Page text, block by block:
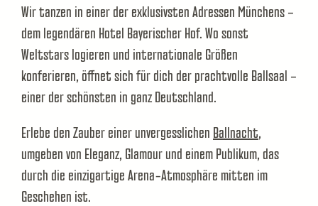
Wir tanzen in einer der exklusivsten Adressen Münchens –
dem legendären Hotel Bayerischer Hof. Wo sonst
Weltstars logieren und internationale Größen
konferieren, öffnet sich für dich der prachtvolle Ballsaal –
einer der schönsten in ganz Deutschland.
Erlebe den Zauber einer unvergesslichen Ballnacht,
umgeben von Eleganz, Glamour und einem Publikum, das
durch die einzigartige Arena-Atmosphäre mitten im
Geschehen ist.